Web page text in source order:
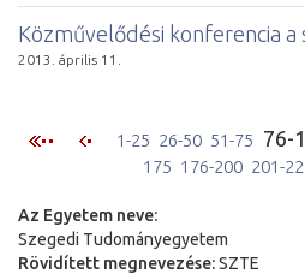
Közművelődési konferencia
2013. április 11.
1-25 26-50 51-75 76-
175 176-200 201-
Az Egyetem neve:
Szegedi Tudományegyetem
Rövidített megnevezése:SZTE